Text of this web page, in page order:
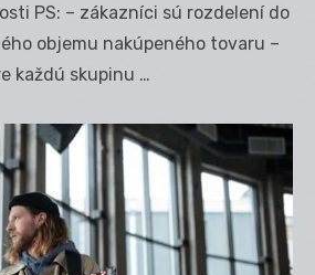
PS: – zákazníci sú rozdelení do
objemu nakúpeného tovaru –
každú skupinu …